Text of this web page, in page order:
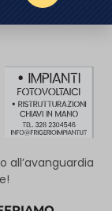
all’avanguardia